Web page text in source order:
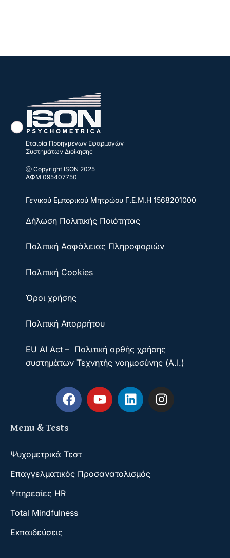
Εταιρία Προηγμένων Εφαρμογών
Συστημάτων Διοίκησης
ⓒ Copyright ISON 2025
ΑΦΜ 095407750
Γενικού Εμπορικού Μητρώου Γ.Ε.Μ.Η 1568201000
Δήλωση Πολιτικής Ποιότητας
Πολιτική Ασφάλειας Πληροφοριών
Πολιτική Cookies
Όροι χρήσης
Πολιτική Απορρήτου
EU AI Act – Πολιτική ορθής χρήσης
συστημάτων Τεχνητής νοημοσύνης (A.I.)
Menu & Tests
Ψυχομετρικά Τεστ
Επαγγελματικός Προσανατολισμός
Υπηρεσίες HR
Total Mindfulness
Εκπαιδεύσεις